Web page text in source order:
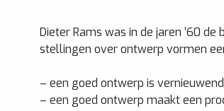
Dieter Rams was in de jaren ’60
stellingen over ontwerp vormen
– een goed ontwerp is vernieuwend
– een goed ontwerp maakt een